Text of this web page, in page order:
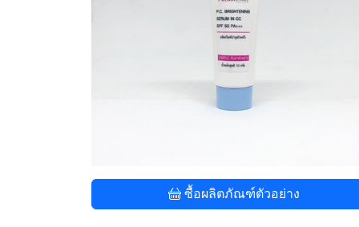
ซื้อผลิตภัณฑ์ตัวอย่าง